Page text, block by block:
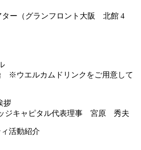
ター（グランフロント大阪 北館 4
※ウエルカムドリンクをご用意して
拶
ジキャピタル代表理事 宮原 秀夫
活動紹介